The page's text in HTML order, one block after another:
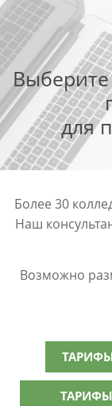
для
Более 30
Наш
Возможно